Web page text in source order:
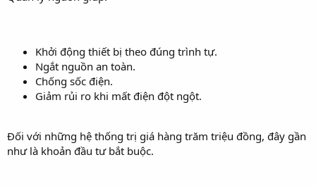
Khởi động thiết bị theo đúng trình tự.
Ngắt nguồn an toàn.
Chống sốc điện.
Giảm rủi ro khi mất điện đột ngột.
Đối với những hệ thống trị giá hàng trăm triệu đồng, đây gần
như là khoản đầu tư bắt buộc.